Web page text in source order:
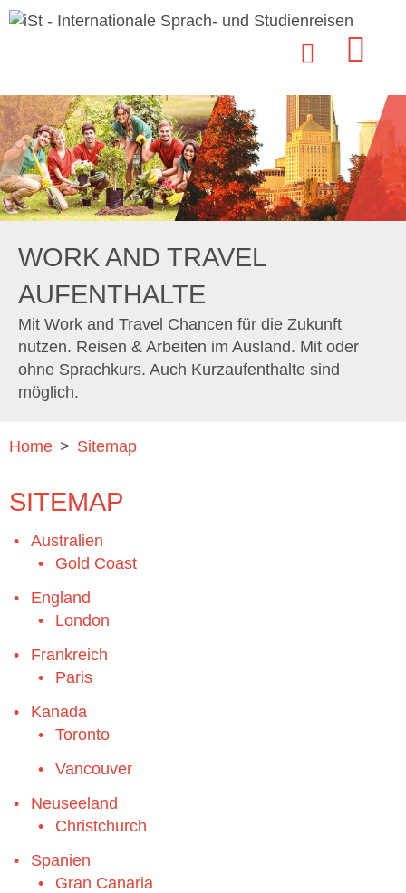
WORK AND TRAVEL
AUFENTHALTE
Mit Work and Travel Chancen für die Zukunft
nutzen. Reisen & Arbeiten im Ausland. Mit oder
ohne Sprachkurs. Auch Kurzaufenthalte sind
möglich.
Home > Sitemap
SITEMAP
Australien
Gold Coast
England
London
Frankreich
Paris
Kanada
Toronto
Vancouver
Neuseeland
Christchurch
Spanien
Gran Canaria